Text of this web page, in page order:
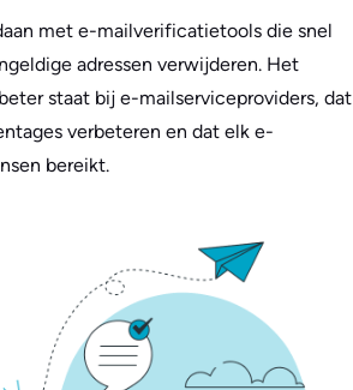
met e-mailverificatietools die snel
adressen verwijderen. Het
staat bij e-mailserviceproviders, dat
verbeteren en dat elk e-
bereikt.